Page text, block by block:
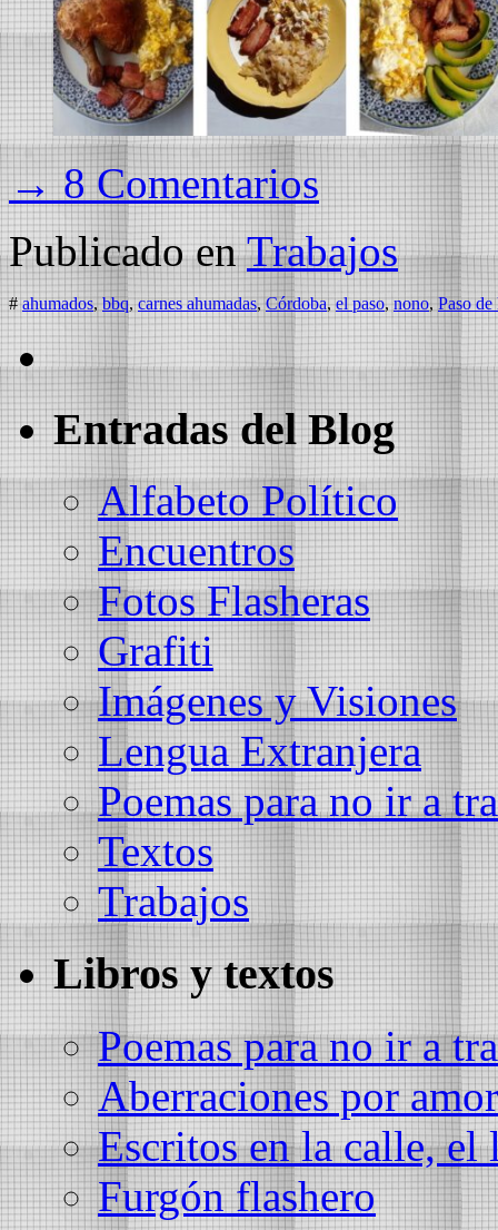
→ 8 Comentarios
Publicado en Trabajos
# ahumados,bbq,carnes ahumadas,Córdoba,el paso,nono,Paso de
Entradas del Blog
Alfabeto Político
Encuentros
Fotos Flasheras
Grafiti
Imágenes y Visiones
Lengua Extranjera
Poemas para no ir a
Textos
Trabajos
Libros y textos
Poemas para no ir a
Aberraciones por amor
Escritos en la calle, el
Furgón flashero